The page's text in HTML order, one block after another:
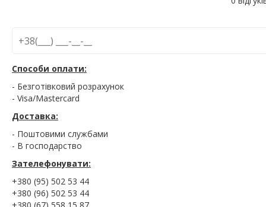
Способи оплати:
- Безготівковий розрахунок
- Visa/Mastercard
Доставка:
- Поштовими службами
- В господарство
Зателефонувати:
+380 (95) 502 53 44
+380 (96) 502 53 44